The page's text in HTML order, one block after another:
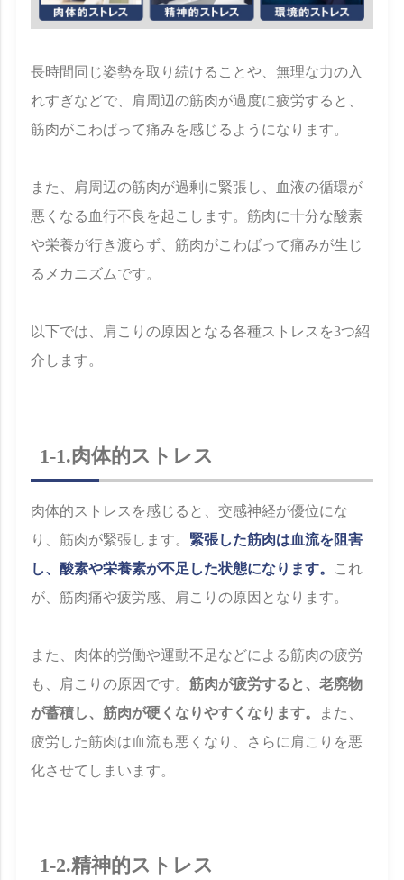
長時間同じ姿勢を取り続けることや、無理な力の入
れすぎなどで、肩周辺の筋肉が過度に疲労すると、
筋肉がこわばって痛みを感じるようになります。
また、肩周辺の筋肉が過剰に緊張し、血液の循環が
悪くなる血行不良を起こします。筋肉に十分な酸素
や栄養が行き渡らず、筋肉がこわばって痛みが生じ
るメカニズムです。
以下では、肩こりの原因となる各種ストレスを3つ紹
介します。
1-1.肉体的ストレス
肉体的ストレスを感じると、交感神経が優位にな
り、筋肉が緊張します。 緊張した筋肉は血流を阻害
し、酸素や栄養素が不足した状態になります。 これ
が、筋肉痛や疲労感、肩こりの原因となります。
また、肉体的労働や運動不足などによる筋肉の疲労
も、肩こりの原因です。筋肉が疲労すると、老廃物
が蓄積し、筋肉が硬くなりやすくなります。
また、
疲労した筋肉は血流も悪くなり、さらに肩こりを悪
化させてしまいます。
1-2.精神的ストレス